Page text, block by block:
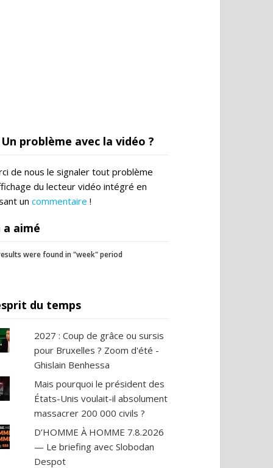
Un problème avec la vidéo ?
de nous le signaler tout problème
du lecteur vidéo intégré en
un commentaire !
a aimé
were found in "week" period
du temps
2027 : Coup de grâce ou sursis
pour Bruxelles ? Zoom d'été -
Ghislain Benhessa
Mais pourquoi le président des
États-Unis voulait-il absolument
massacrer 200 000 civils ?
D’HOMME À HOMME 7.8.2026
— Le briefing avec Slobodan
Despot